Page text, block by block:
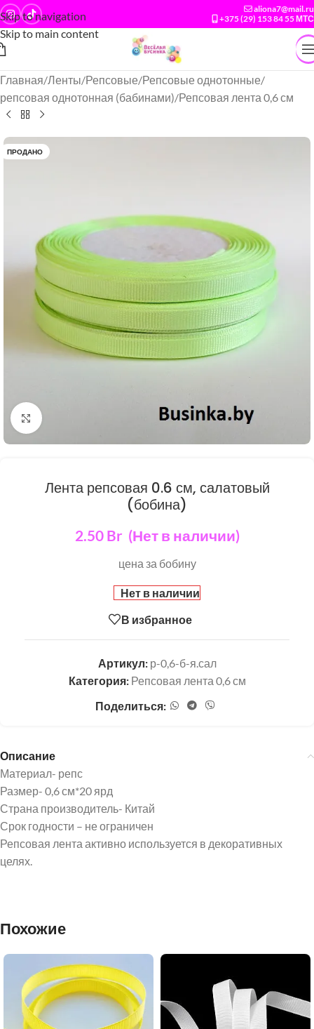
Skip to navigation
Skip to main content
aliona7@mail.ru
+375 (29) 153 84 55 МТС
Главная/Ленты/Репсовые/Репсовые однотонные/
репсовая однотонная (бабинами)/Репсовая лента 0,6 см
ПРОДАНО
Нажмите, чтобы увеличить
Лента репсовая 0.6 см, салатовый
(бобина)
2.50 Br (Нет в наличии)
цена за бобину
Нет в наличии
В избранное
Артикул: р-0,6-б-я.сал
Категория: Репсовая лента 0,6 см
Поделиться:
Описание
Материал- репс
Размер- 0,6 см*20 ярд
Страна производитель- Китай
Срок годности – не ограничен
Репсовая лента активно используется в декоративных
целях.
Похожие